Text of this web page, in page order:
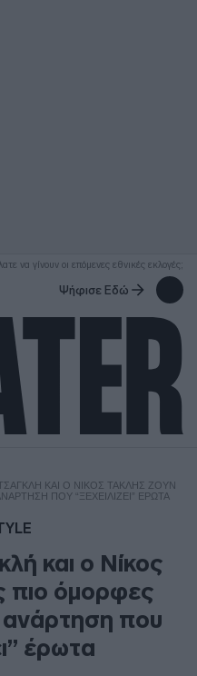
να γίνουν οι επόμενες εθνικές εκλογές;
Ψήφισε Εδώ
ΚΑΙ Ο ΝΊΚΟΣ ΤΑΚΛΉΣ ΖΟΥΝ
ΠΟΥ “ΞΕΧΕΙΛΊΖΕΙ” ΈΡΩΤΑ
και ο Νίκος
πιο όμορφες
ανάρτηση που
έρωτα